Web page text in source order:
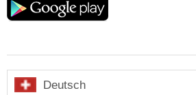
Deutsch